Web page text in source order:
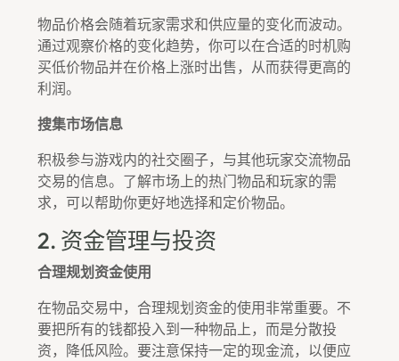
物品价格会随着玩家需求和供应量的变化而波动。
通过观察价格的变化趋势，你可以在合适的时机购
买低价物品并在价格上涨时出售，从而获得更高的
利润。
搜集市场信息
积极参与游戏内的社交圈子，与其他玩家交流物品
交易的信息。了解市场上的热门物品和玩家的需
求，可以帮助你更好地选择和定价物品。
2. 资金管理与投资
合理规划资金使用
在物品交易中，合理规划资金的使用非常重要。不
要把所有的钱都投入到一种物品上，而是分散投
资，降低风险。要注意保持一定的现金流，以便应